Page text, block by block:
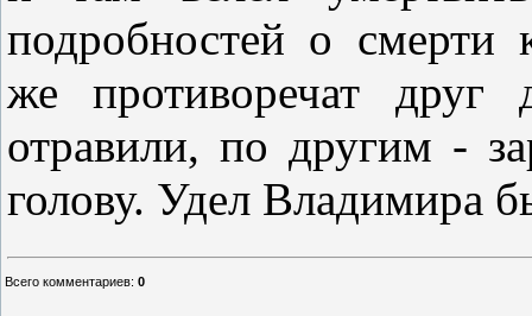
подробностей о смерти
же противоречат
отравили, по другим -
голову. Удел Владимира
Всего комментариев: 0